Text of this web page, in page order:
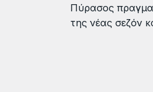
Πύρασος
της νέας σεζόν